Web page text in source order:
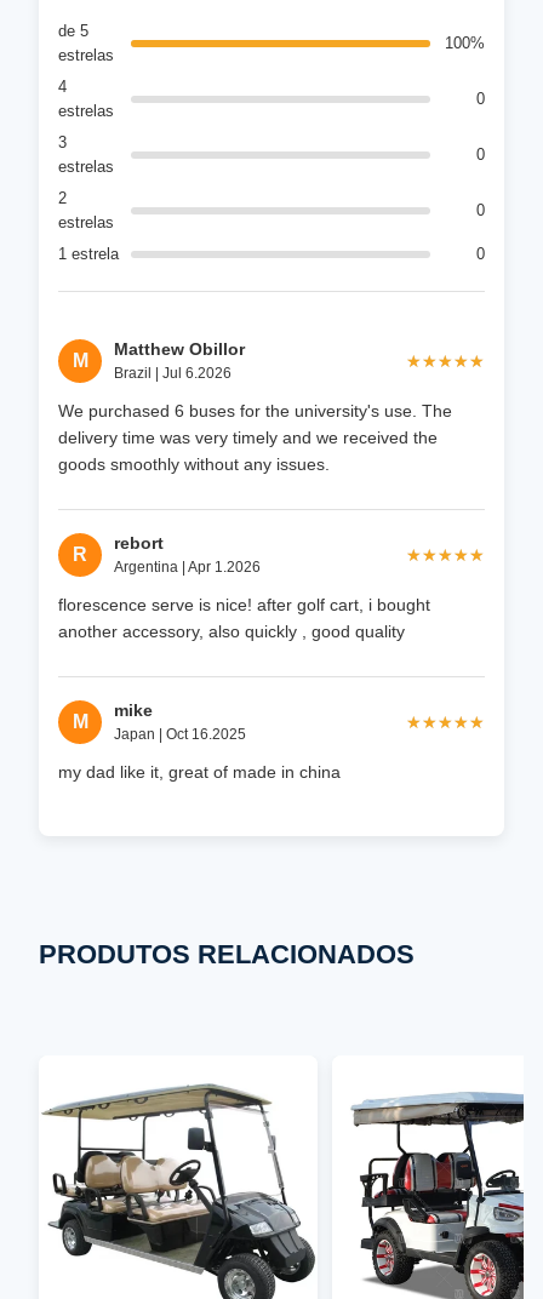
de 5
estrelas
100%
4
estrelas
0
3
estrelas
0
2
estrelas
0
1 estrela 0
M
Matthew Obillor
Brazil | Jul 6.2026
★★★★★
★★★★★
We purchased 6 buses for the university's use. The
delivery time was very timely and we received the
goods smoothly without any issues.
R
rebort
Argentina | Apr 1.2026
★★★★★
★★★★★
florescence serve is nice! after golf cart, i bought
another accessory, also quickly , good quality
M
mike
Japan | Oct 16.2025
★★★★★
★★★★★
my dad like it, great of made in china
PRODUTOS RELACIONADOS